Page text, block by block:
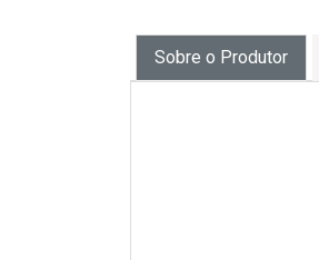
Sobre o Produtor